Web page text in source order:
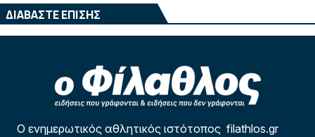
ΔΙΑΒΑΣΤΕ ΕΠΙΣΗΣ
Ο ενημερωτικός αθλητικός ιστότοπος filathlos.gr